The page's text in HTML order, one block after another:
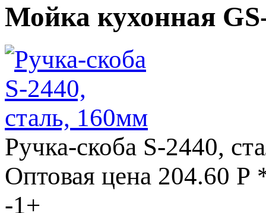
Мойка кухонная
Ручка-скоба S-2440,
Оптовая цена 204.60 Р
-1+